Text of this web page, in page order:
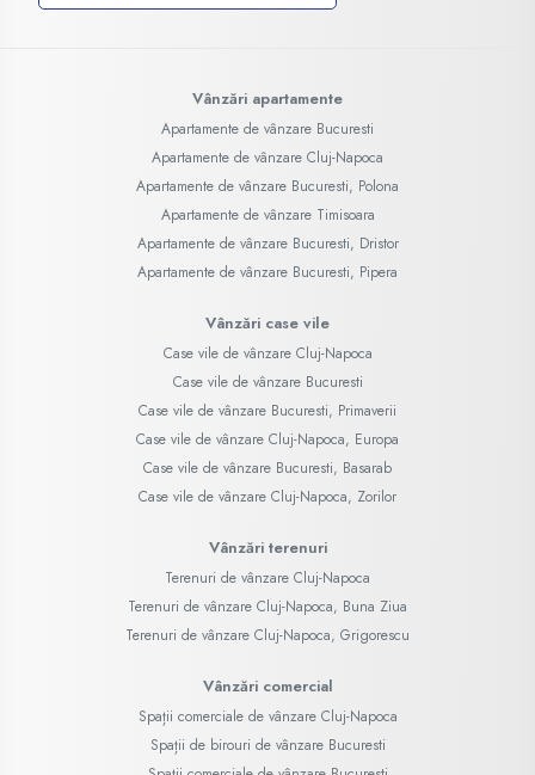
Vânzări apartamente
Apartamente de vânzare Bucuresti
Apartamente de vânzare Cluj-Napoca
Apartamente de vânzare Bucuresti, Polona
Apartamente de vânzare Timisoara
Apartamente de vânzare Bucuresti, Dristor
Apartamente de vânzare Bucuresti, Pipera
Vânzări case vile
Case vile de vânzare Cluj-Napoca
Case vile de vânzare Bucuresti
Case vile de vânzare Bucuresti, Primaverii
Case vile de vânzare Cluj-Napoca, Europa
Case vile de vânzare Bucuresti, Basarab
Case vile de vânzare Cluj-Napoca, Zorilor
Vânzări terenuri
Terenuri de vânzare Cluj-Napoca
Terenuri de vânzare Cluj-Napoca, Buna Ziua
Terenuri de vânzare Cluj-Napoca, Grigorescu
Vânzări comercial
Spații comerciale de vânzare Cluj-Napoca
Spații de birouri de vânzare Bucuresti